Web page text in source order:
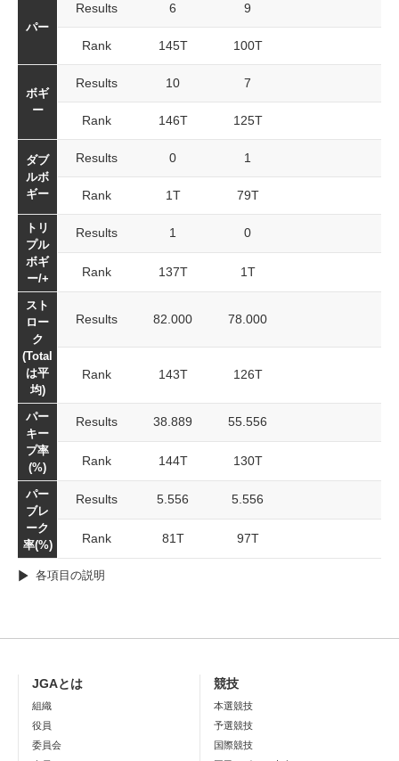
パー
Results 6 9
Rank 145T 100T
ボギ
ー
Results 10 7
Rank 146T 125T
ダブ
ルボ
ギー
Results 0 1
Rank 1T 79T
トリ
プル
ボギ
ー/+
Results 1 0
Rank 137T 1T
スト
ロー
ク
(Total
は平
均)
Results 82.000 78.000
Rank 143T 126T
パー
キー
プ率
(%)
Results 38.889 55.556
Rank 144T 130T
パー
ブレ
ーク
率(%)
Results 5.556 5.556
Rank 81T 97T
各項目の説明
JGAとは
組織
役員
委員会
競技
本選競技
予選競技
国際競技